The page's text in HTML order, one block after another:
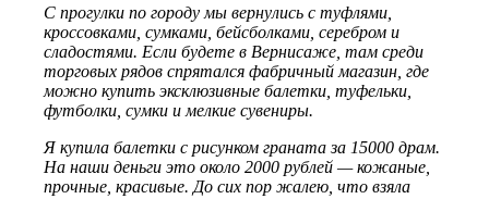
С прогулки по городу мы вернулись с туфлями,
кроссовками, сумками, бейсболками, серебром и
сладостями. Если будете в Вернисаже, там среди
торговых рядов спрятался фабричный магазин, где
можно купить эксклюзивные балетки, туфельки,
футболки, сумки и мелкие сувениры.
Я купила балетки с рисунком граната за 15000 драм.
На наши деньги это около 2000 рублей — кожаные,
прочные, красивые. До сих пор жалею, что взяла